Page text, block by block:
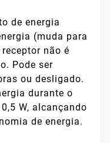
de energia
(muda para
não é
Pode ser
ou desligado.
durante o
W, alcançando
de energia.